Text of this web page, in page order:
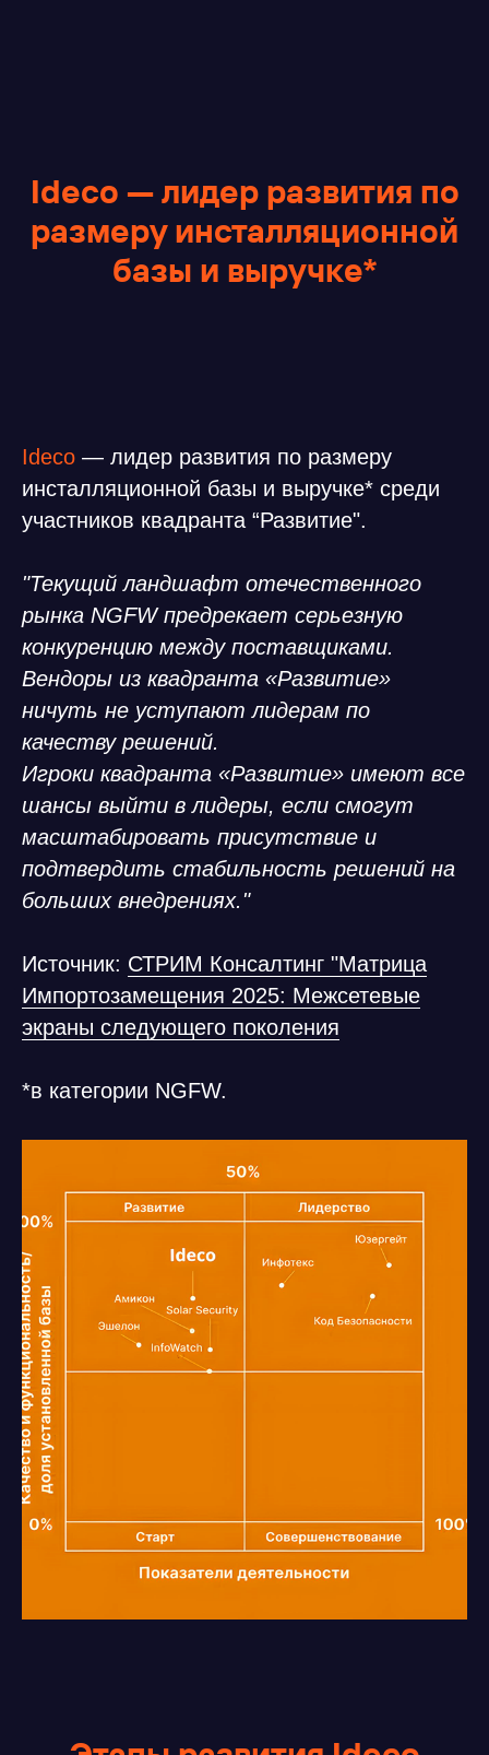
Ideco — лидер развития по
размеру инсталляционной
базы и выручке*
Ideco — лидер развития по размеру
инсталляционной базы и выручке* среди
участников квадранта “Развитие".
"Текущий ландшафт отечественного
рынка NGFW предрекает серьезную
конкуренцию между поставщиками.
Вендоры из квадранта «Развитие»
ничуть не уступают лидерам по
качеству решений.
Игроки квадранта «Развитие» имеют все
шансы выйти в лидеры, если смогут
масштабировать присутствие и
подтвердить стабильность решений на
больших внедрениях."
Источник: СТРИМ Консалтинг "Матрица
Импортозамещения 2025: Межсетевые
экраны следующего поколения
*в категории NGFW.